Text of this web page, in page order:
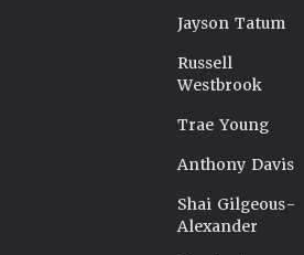
Jayson Tatum
Russell
Westbrook
Trae Young
Anthony Davis
Shai Gilgeous-
Alexander